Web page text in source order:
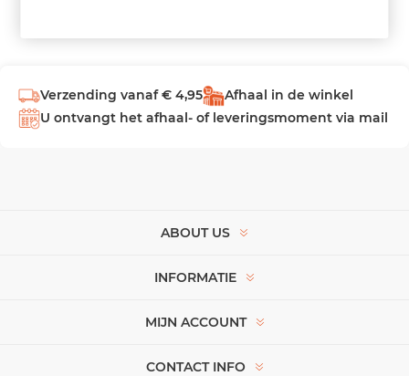
Verzending vanaf € 4,95
Afhaal in de winkel
U ontvangt het afhaal- of leveringsmoment via mail
ABOUT US
INFORMATIE
MIJN ACCOUNT
CONTACT INFO